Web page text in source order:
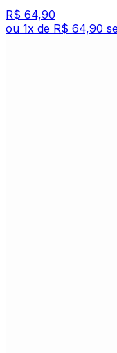
R$ 64,90
ou 1x de R$ 64,90